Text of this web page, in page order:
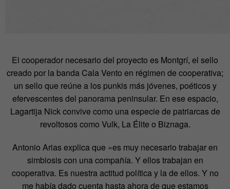
El cooperador necesario del proyecto es Montgrí, el sello
creado por la banda Cala Vento en régimen de cooperativa;
un sello que reúne a los punkis más jóvenes, poéticos y
efervescentes del panorama peninsular. En ese espacio,
Lagartija Nick convive como una especie de patriarcas de
revoltosos como Vulk, La Élite o Biznaga.
Antonio Arias explica que «es muy necesario trabajar en
simbiosis con una compañía. Y ellos trabajan en
cooperativa. Es nuestra actitud política y la de ellos. Y no
me había dado cuenta hasta ahora de que estamos